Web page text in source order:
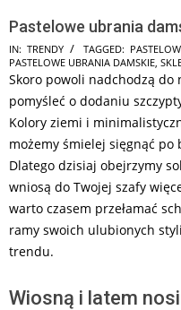
Pastelowe ubrania
2026-
06-
24
IN: TRENDY TAGGED:
PASTELOWE UBRANIA DAMSKIE
Skoro powoli nadchodzą
pomyśleć o dodaniu
Kolory ziemi i
możemy śmielej sięgnąć
Dlatego dzisiaj obejrzymy
wniosą do Twojej szafy
warto czasem przełamać
ramy swoich ulubionych
trendu.
Wiosną i latem